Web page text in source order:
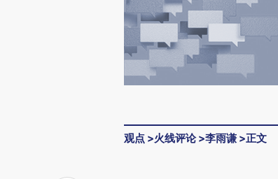
观点 >火线评论>李雨谦 >正文